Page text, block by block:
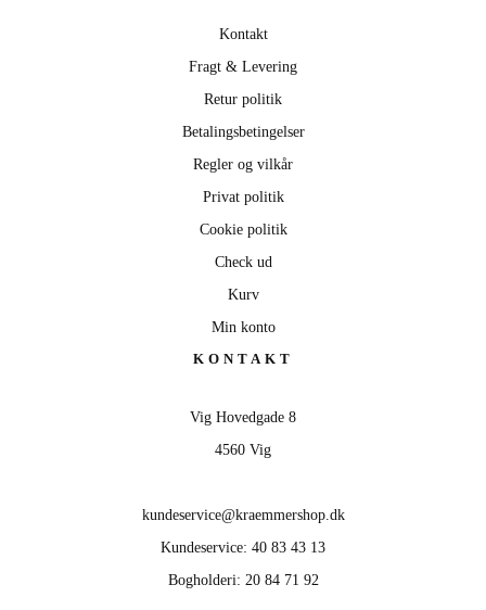
Kontakt
Fragt & Levering
Retur politik
Betalingsbetingelser
Regler og vilkår
Privat politik
Cookie politik
Check ud
Kurv
Min konto
KONTAKT
Vig Hovedgade 8
4560 Vig
kundeservice@kraemmershop.dk
Kundeservice: 40 83 43 13
Bogholderi: 20 84 71 92